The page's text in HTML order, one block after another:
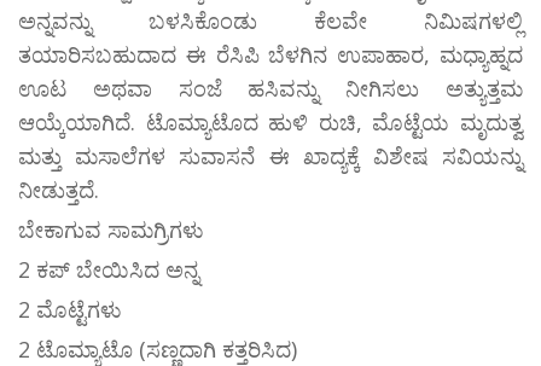
ಅನ್ನವನ್ನು ಬಳಸಿಕೊಂಡು ಕೆಲವೇ ನಿಮಿಷಗಳಲ್ಲಿ
ತಯಾರಿಸಬಹುದಾದ ಈ ರೆಸಿಪಿ ಬೆಳಗಿನ ಉಪಾಹಾರ, ಮಧ್ಯಾಹ್ನದ
ಊಟ ಅಥವಾ ಸಂಜೆ ಹಸಿವನ್ನು ನೀಗಿಸಲು ಅತ್ಯುತ್ತಮ
ಆಯ್ಕೆಯಾಗಿದೆ. ಟೊಮ್ಯಾಟೊದ ಹುಳಿ ರುಚಿ, ಮೊಟ್ಟೆಯ ಮೃದುತ್ವ
ಮತ್ತು ಮಸಾಲೆಗಳ ಸುವಾಸನೆ ಈ ಖಾದ್ಯಕ್ಕೆ ವಿಶೇಷ ಸವಿಯನ್ನು
ನೀಡುತ್ತದೆ.
ಬೇಕಾಗುವ ಸಾಮಗ್ರಿಗಳು
2 ಕಪ್ ಬೇಯಿಸಿದ ಅನ್ನ
2 ಮೊಟ್ಟೆಗಳು
2 ಟೊಮ್ಯಾಟೊ (ಸಣ್ಣದಾಗಿ ಕತ್ತರಿಸಿದ)